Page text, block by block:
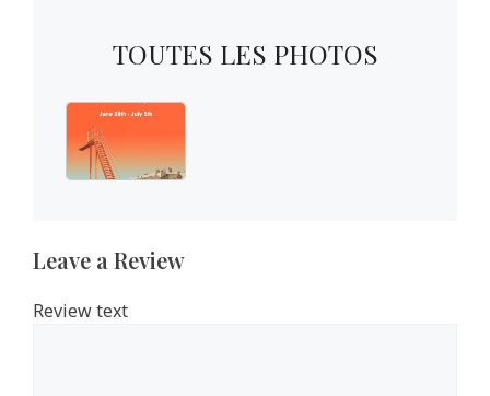
TOUTES LES PHOTOS
Leave a Review
Review text